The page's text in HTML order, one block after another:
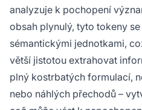
analyzuje k pochopení
obsah plynulý, tyto tokeny
sémantickými jednotkami,
větší jistotou extrahovat
plný kostrbatých formulací,
nebo náhlých přechodů –